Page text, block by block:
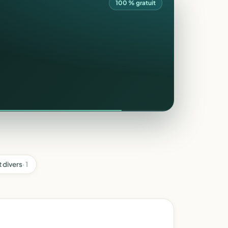
100 % gratuit
divers· 1